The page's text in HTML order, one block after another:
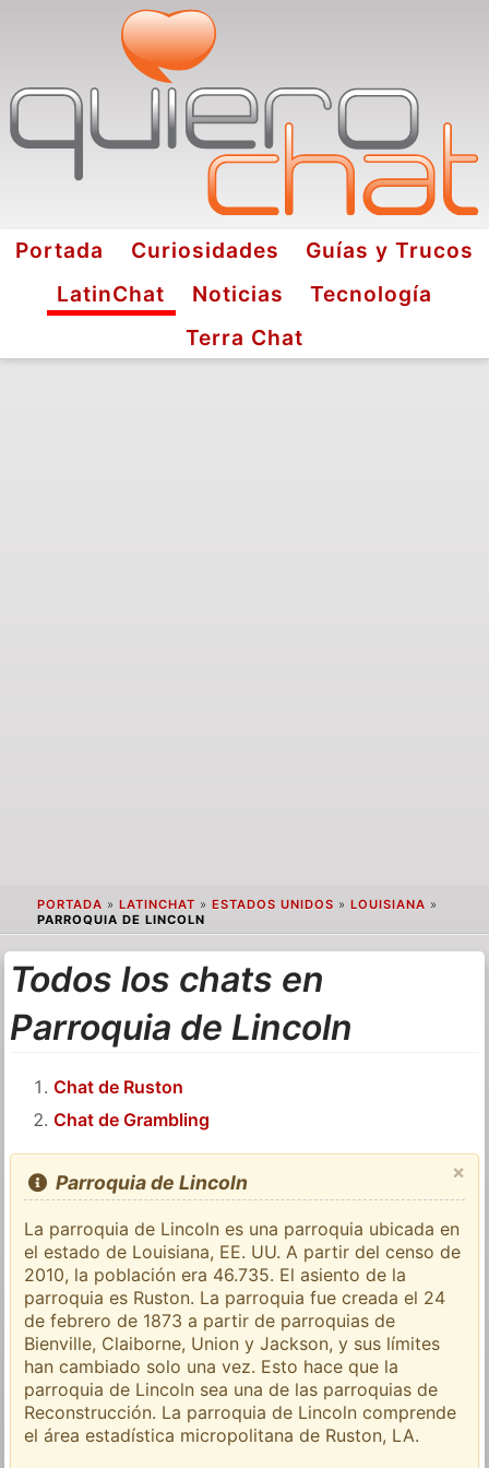
Portada Curiosidades
Guías y Trucos
LatinChat
Noticias
Tecnología
Terra Chat
PORTADA » LATINCHAT » ESTADOS UNIDOS » LOUISIANA »
PARROQUIA DE LINCOLN
Todos los chats en
Parroquia de Lincoln
Chat de Ruston
Chat de Grambling
×
Parroquia de Lincoln
La parroquia de Lincoln es una parroquia ubicada en
el estado de Louisiana, EE. UU. A partir del censo de
2010, la población era 46.735. El asiento de la
parroquia es Ruston. La parroquia fue creada el 24
de febrero de 1873 a partir de parroquias de
Bienville, Claiborne, Union y Jackson, y sus límites
han cambiado solo una vez. Esto hace que la
parroquia de Lincoln sea una de las parroquias de
Reconstrucción. La parroquia de Lincoln comprende
el área estadística micropolitana de Ruston, LA.